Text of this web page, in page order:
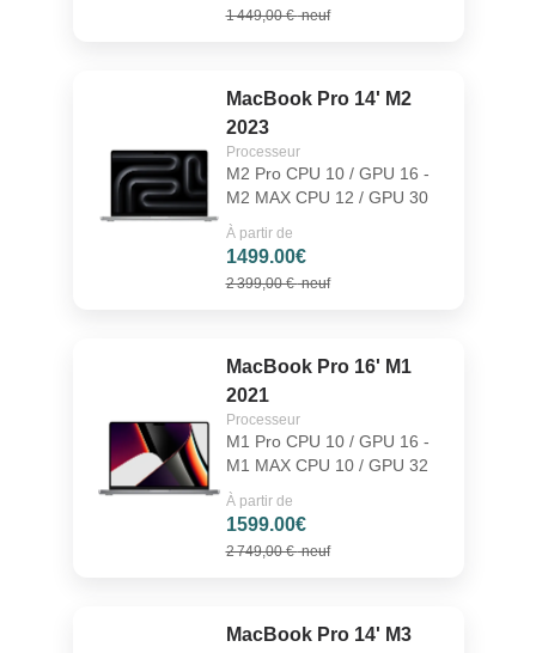
1 449,00 €neuf
MacBook Pro 14' M2
2023
Processeur
M2 Pro CPU 10 / GPU 16 -
M2 MAX CPU 12 / GPU 30
À partir de
1499.00€
2 399,00 €neuf
MacBook Pro 16' M1
2021
Processeur
M1 Pro CPU 10 / GPU 16 -
M1 MAX CPU 10 / GPU 32
À partir de
1599.00€
2 749,00 €neuf
MacBook Pro 14' M3